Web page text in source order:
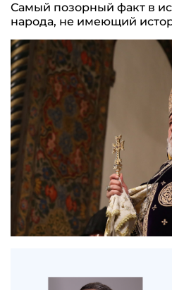
Самый позорный факт в
народа, не имеющий